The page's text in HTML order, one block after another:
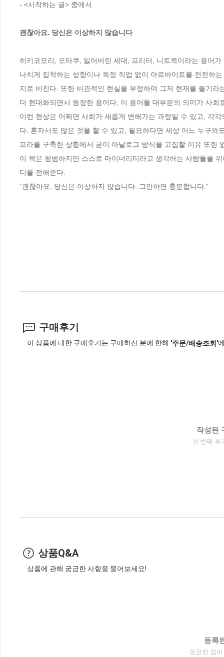
- <시작하는 글> 중에서
괜찮아요. 당신은 이상하지 않습니다
히키코모리, 오타쿠, 잃어버린 세대, 프리터, 니트족이라는 용어
나치게 집착하는 성향이나 특정 직업 없이 아르바이트를 전전하
지로 비친다. 또한 비관적인 현실을 부정하며 그저 현재를 즐기
더 현대화되면서 등장한 용어다. 이 용어들 대부분의 의미가 사
이런 현상은 어쩌면 사회가 새롭게 변해가는 과정일 수 있고, 각
다. 혼자서도 많은 것을 할 수 있고, 필요하다면 세상 어느 누구
프라를 구축한 상황에서 굳이 아날로그 방식을 고집할 이유 또한
이 책은 평범하지만 스스로 마이너리티라고 생각하는 사람들을
디를 전해준다.
“괜찮아요. 당신은 이상하지 않습니다. 그만하면 충분합니다.”
구매후기
이 상품에 대한 구매후기는 구매하신 분에 한해 '주문/배송조회'
작성된
첫 번째 후
상품Q&A
상품에 관해 궁금한 사항을 물어보세요!
등록
궁금한 점